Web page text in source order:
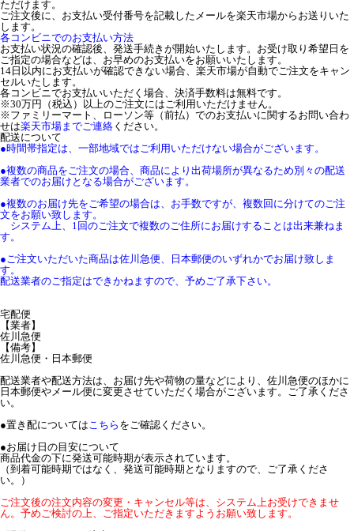
ただけます。
ご注文後に、お支払い受付番号を記載したメールを楽天市場からお送りいた
します。
各コンビニでのお支払い方法
お支払い状況の確認後、発送手続きが開始いたします。お受け取り希望日を
ご指定の場合などは、お早めのお支払いをお願いいたします。
14日以内にお支払いが確認できない場合、楽天市場が自動でご注文をキャン
セルいたします。
各コンビニでお支払いいただく場合、決済手数料は無料です。
※30万円（税込）以上のご注文にはご利用いただけません。
※ファミリーマート、ローソン等（前払）でのお支払いに関するお問い合わ
せは楽天市場までご連絡 ください。
配送について
●時間帯指定は、一部地域ではご利用いただけない場合がございます。
●複数の商品をご注文の場合、商品により出荷場所が異なるため別々の配送
業者でのお届けとなる場合がございます。
●複数のお届け先をご希望の場合は、お手数ですが、複数回に分けてのご注
文をお願い致します。
システム上、1回のご注文で複数のご住所にお届けすることは出来兼ねま
す。
●ご注文いただいた商品は佐川急便、日本郵便のいずれかでお届け致しま
す。
配送業者のご指定はできかねますので、予めご了承下さい。
宅配便
【業者】
佐川急便
【備考】
佐川急便・日本郵便
配送業者や配送方法は、お届け先や荷物の量などにより、佐川急便のほかに
日本郵便やメール便に変更させていただく場合がございます。ご了承くださ
い。
●置き配については こちら をご確認ください。
●お届け日の目安について
商品代金の下に発送可能時期が表示されています。
（到着可能時期ではなく、発送可能時期となりますので、ご了承くださ
い。）
ご注文後の注文内容の変更・キャンセル等は、システム上お受けできませ
ん。予めご検討の上、ご指定いただきますようお願い致します。